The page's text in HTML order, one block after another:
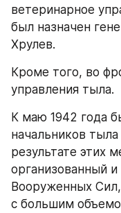
ветеринарное
был назначен
Хрулев.
Кроме того, во
управления тыла.
К маю 1942 года
начальников
результате этих
организованный
Вооруженных
с большим